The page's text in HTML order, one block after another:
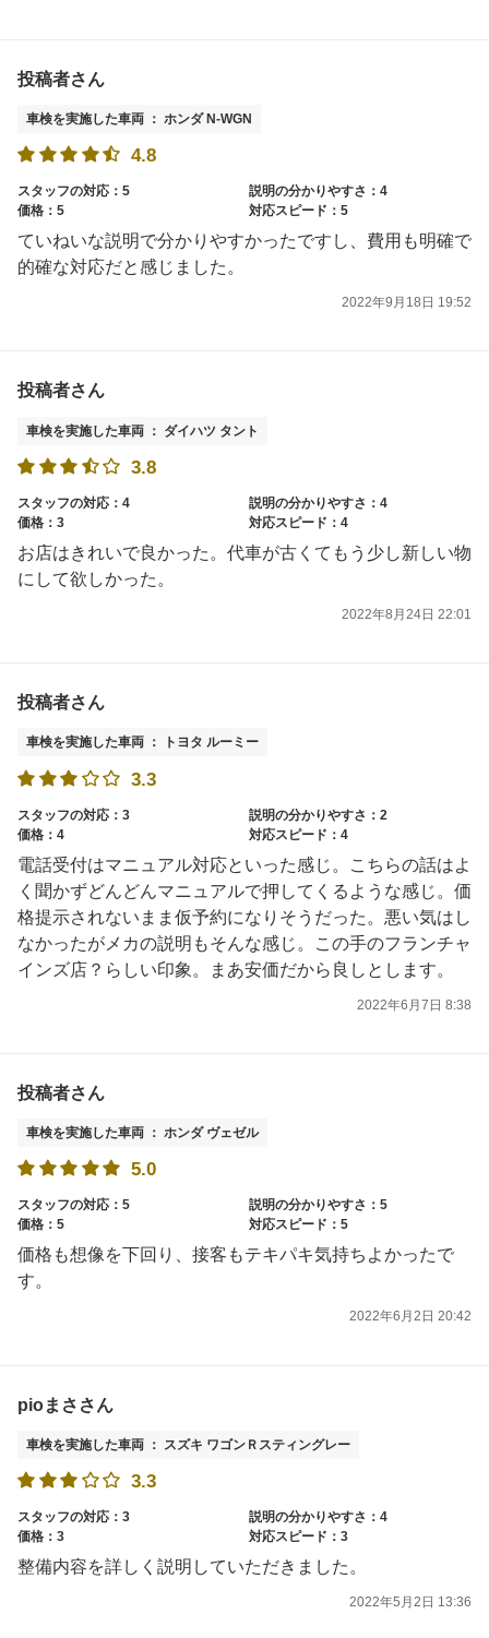
投稿者さん
車検を実施した車両 ： ホンダ N-WGN
4.8
スタッフの対応：5
説明の分かりやすさ：4
価格：5
対応スピード：5
ていねいな説明で分かりやすかったですし、費用も明確で
的確な対応だと感じました。
2022年9月18日 19:52
投稿者さん
車検を実施した車両 ： ダイハツ タント
3.8
スタッフの対応：4
説明の分かりやすさ：4
価格：3
対応スピード：4
お店はきれいで良かった。代車が古くてもう少し新しい物
にして欲しかった。
2022年8月24日 22:01
投稿者さん
車検を実施した車両 ： トヨタ ルーミー
3.3
スタッフの対応：3
説明の分かりやすさ：2
価格：4
対応スピード：4
電話受付はマニュアル対応といった感じ。こちらの話はよ
く聞かずどんどんマニュアルで押してくるような感じ。価
格提示されないまま仮予約になりそうだった。悪い気はし
なかったがメカの説明もそんな感じ。この手のフランチャ
インズ店？らしい印象。まあ安価だから良しとします。
2022年6月7日 8:38
投稿者さん
車検を実施した車両 ： ホンダ ヴェゼル
5.0
スタッフの対応：5
説明の分かりやすさ：5
価格：5
対応スピード：5
価格も想像を下回り、接客もテキパキ気持ちよかったで
す。
2022年6月2日 20:42
pioまささん
車検を実施した車両 ： スズキ ワゴンＲスティングレー
3.3
スタッフの対応：3
説明の分かりやすさ：4
価格：3
対応スピード：3
整備内容を詳しく説明していただきました。
2022年5月2日 13:36